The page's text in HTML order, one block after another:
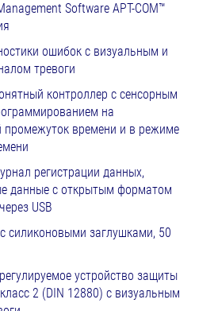
Software APT-COM™
ошибок с визуальным и
тревоги
контроллер с сенсорным
на
промежуток времени и в режиме
регистрации данных,
данные с открытым форматом
USB
силиконовыми заглушками, 50
устройство защиты
2 (DIN 12880) с визуальным